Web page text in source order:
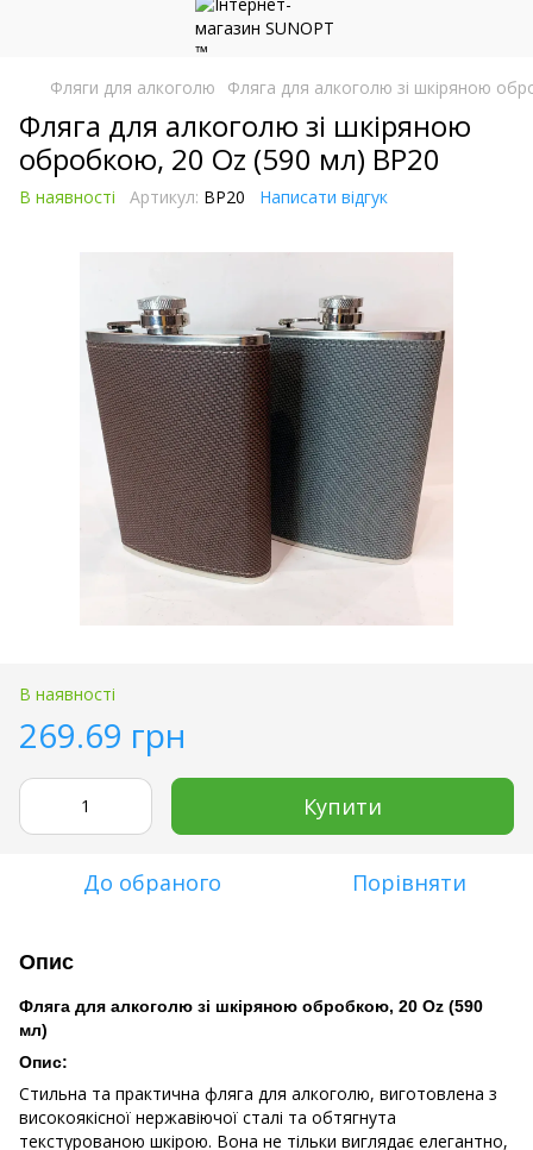
Фляги для алкоголю Фляга для алкоголю зі шкіряною
Фляга для алкоголю зі шкіряною
обробкою, 20 Oz (590 мл) BP20
В наявності Артикул: BP20 Написати відгук
В наявності
269.69 грн
Купити
До обраного Порівняти
Опис
Фляга для алкоголю зі шкіряною обробкою, 20 Oz (590
мл)
Опис:
Стильна та практична фляга для алкоголю, виготовлена з
високоякісної нержавіючої сталі та обтягнута
текстурованою шкірою. Вона не тільки виглядає елегантно,